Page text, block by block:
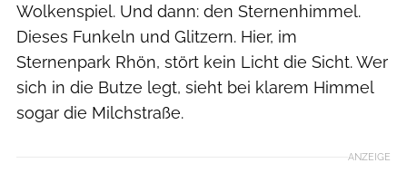
Wolkenspiel. Und dann: den Sternenhimmel.
Dieses Funkeln und Glitzern. Hier, im
Sternenpark Rhön, stört kein Licht die Sicht. Wer
sich in die Butze legt, sieht bei klarem Himmel
sogar die Milchstraße.
ANZEIGE